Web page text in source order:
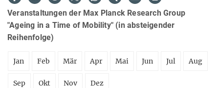
Veranstaltungen der Max Planck Research Group
"Ageing in a Time of Mobility" (in absteigender
Reihenfolge)
Jan Feb Mär Apr Mai Jun Jul Aug
Sep Okt Nov Dez